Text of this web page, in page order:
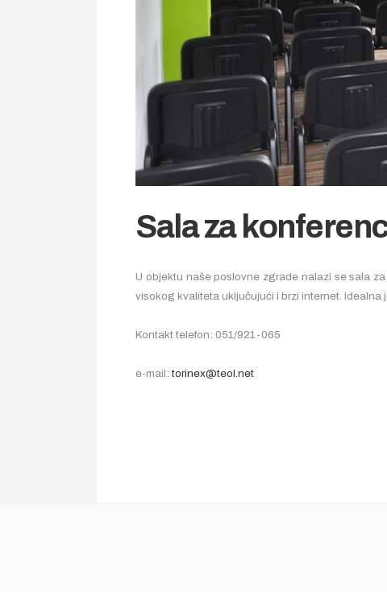
Sala za
U objektu naše poslovne zgrade nalazi se sala
visokog kvaliteta uključujući i brzi internet.
Kontakt telefon: 051/921-065
e-mail: torinex@teol.net